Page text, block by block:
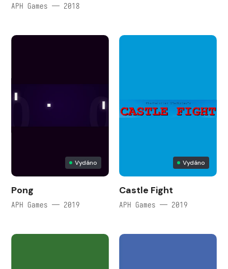
APH Games — 2018
Vydáno
Pong
APH Games — 2019
Vydáno
Castle Fight
APH Games — 2019